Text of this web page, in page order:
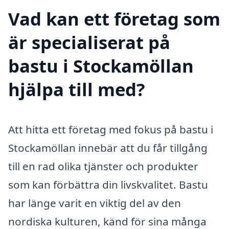
Vad kan ett företag som
är specialiserat på
bastu i Stockamöllan
hjälpa till med?
Att hitta ett företag med fokus på bastu i
Stockamöllan innebär att du får tillgång
till en rad olika tjänster och produkter
som kan förbättra din livskvalitet. Bastu
har länge varit en viktig del av den
nordiska kulturen, känd för sina många